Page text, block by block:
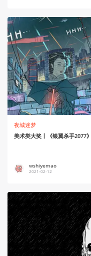
夜城迷梦
美术类大奖丨《银翼杀手2077》
wshiyemao
2021-02-12